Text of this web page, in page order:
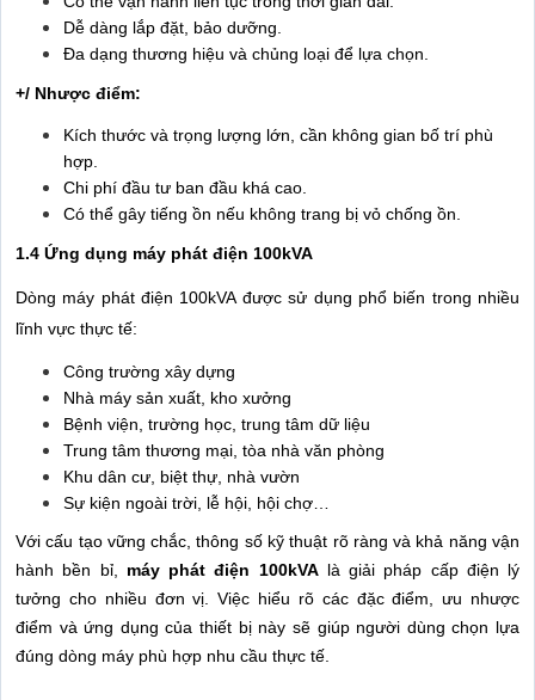
Dễ dàng lắp đặt, bảo dưỡng.
Đa dạng thương hiệu và chủng loại để lựa chọn.
+/ Nhược điểm:
Kích thước và trọng lượng lớn, cần không gian bố trí phù
hợp.
Chi phí đầu tư ban đầu khá cao.
Có thể gây tiếng ồn nếu không trang bị vỏ chống ồn.
1.4 Ứng dụng máy phát điện 100kVA
Dòng máy phát điện 100kVA được sử dụng phổ biến trong nhiều
lĩnh vực thực tế:
Công trường xây dựng
Nhà máy sản xuất, kho xưởng
Bệnh viện, trường học, trung tâm dữ liệu
Trung tâm thương mại, tòa nhà văn phòng
Khu dân cư, biệt thự, nhà vườn
Sự kiện ngoài trời, lễ hội, hội chợ…
Với cấu tạo vững chắc, thông số kỹ thuật rõ ràng và khả năng vận
hành bền bỉ, máy phát điện 100kVAlà giải pháp cấp điện lý
tưởng cho nhiều đơn vị. Việc hiểu rõ các đặc điểm, ưu nhược
điểm và ứng dụng của thiết bị này sẽ giúp người dùng chọn lựa
đúng dòng máy phù hợp nhu cầu thực tế.